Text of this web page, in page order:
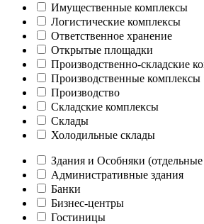
Имущественные комплексы
Логистические комплексы
Ответственное хранение
Открытые площадки
Производственно-складские
Производственные комплексы
Производство
Складские комплексы
Склады
Холодильные склады
Здания и Особняки (отдельные
Административные здания
Банки
Бизнес-центры
Гостиницы